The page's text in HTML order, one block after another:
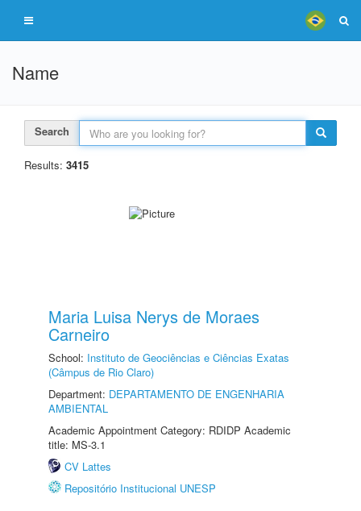
Name
Search
Results: 3415
Maria Luisa Nerys de Moraes
Carneiro
School: Instituto de Geociências e Ciências Exatas
(Câmpus de Rio Claro)
Department: DEPARTAMENTO DE ENGENHARIA
AMBIENTAL
Academic Appointment Category: RDIDP Academic
title: MS-3.1
CV Lattes
Repositório Institucional UNESP